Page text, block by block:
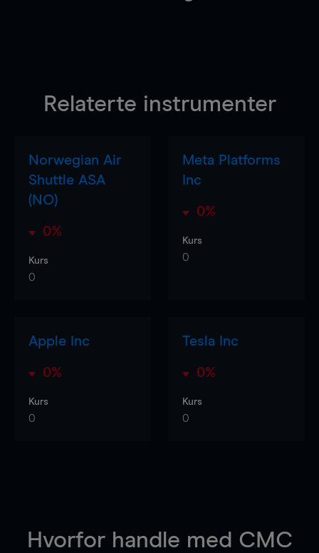
Relaterte instrumenter
Norwegian Air
Shuttle ASA
(NO)
0%
Kurs
0
Meta Platforms
Inc
0%
Kurs
0
Apple Inc
0%
Kurs
0
Tesla Inc
0%
Kurs
0
Hvorfor handle med CMC